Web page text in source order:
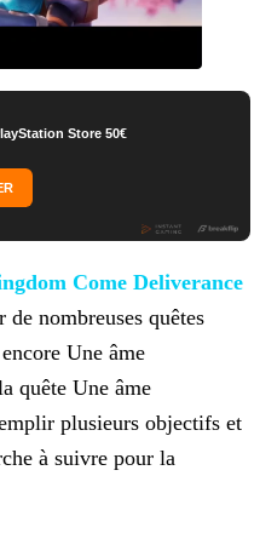
Store 50€
Come Deliverance
nombreuses quêtes
Une âme
quête Une âme
plusieurs objectifs et
à suivre pour la